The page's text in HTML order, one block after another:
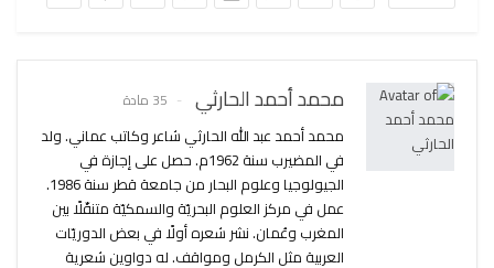
محمد أحمد الحارثي 35 مادة
محمد أحمد عبد الله الحارثي شاعر وكاتب عماني. ولد
في المضيرب سنة 1962م. حصل على إجازة في
الجيولوجيا وعلوم البحار من جامعة قطر سنة 1986.
عمل في مركز العلوم البحريّة والسمكيّة متنقّلًا بين
المغرب وعُمان. نشر شعره أولًا في بعض الدوريّات
العربية مثل الكرمل ومواقف. له دواوين شعرية